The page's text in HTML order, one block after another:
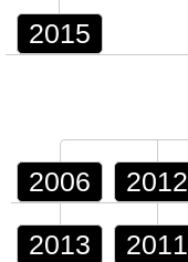
2015
2006 2012
2013 2011